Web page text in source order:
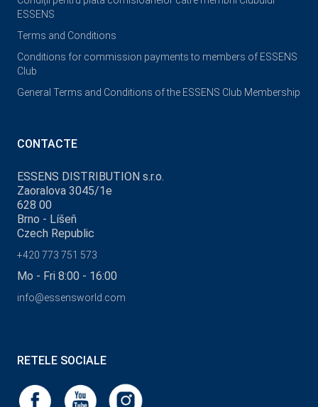
ESSENS
Terms and Conditions
Conditions for commission payments to members of ESSENS
Club
General Terms and Conditions of the ESSENS Club Membership
CONTACTE
ESSENS DISTRIBUTION s.r.o.
Zaoralova 3045/1e
628 00
Brno - Líšeň
Czech Republic
+420 773 751 573
Mo - Fri 8:00 - 16:00
info@essensworld.com
RETELE SOCIALE